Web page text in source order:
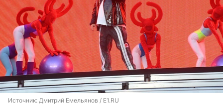
Источник: Дмитрий Емельянов / E1.RU